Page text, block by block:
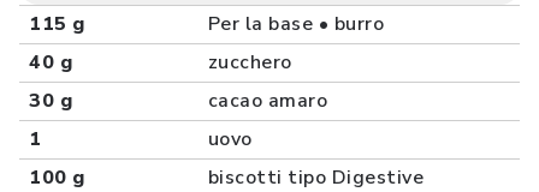
115 g
Per la base • burro
40 g
zucchero
30 g
cacao amaro
1
uovo
100 g
biscotti tipo Digestive